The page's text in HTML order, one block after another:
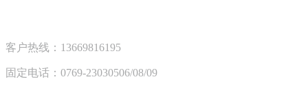
客户热线：13669816195
固定电话：0769-23030506/08/09